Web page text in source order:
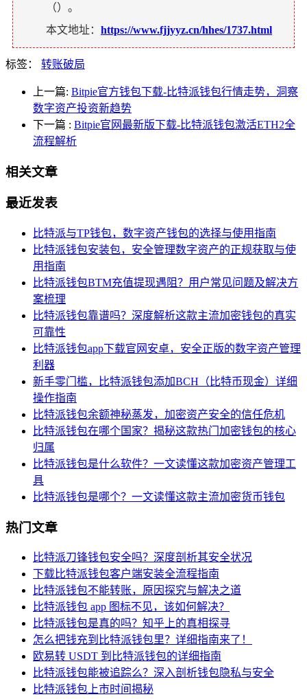
（）。
本文地址： https://www.fjjyyz.cn/hhes/1737.html
标签： 转账破局
上一篇: Bitpie官方钱包下载-比特派钱包行情走势，洞察
数字资产投资新趋势
下一篇 : Bitpie官网最新版下载-比特派钱包激活ETH2全
流程解析
相关文章
最近发表
比特派与TP钱包，数字资产钱包的选择与使用指南
比特派钱包安装包，安全管理数字资产的正规获取与使
用指南
比特派钱包BTM充值提现遇阻？用户常见问题及解决方
案梳理
比特派钱包靠谱吗？深度解析这款主流加密钱包的真实
可靠性
比特派钱包app下载官网安卓，安全正版的数字资产管理
利器
新手零门槛，比特派钱包添加BCH（比特币现金）详细
操作指南
比特派钱包余额神秘蒸发，加密资产安全的信任危机
比特派钱包在哪个国家？揭秘这款热门加密钱包的核心
归属
比特派钱包是什么软件？一文读懂这款加密资产管理工
具
比特派钱包是哪个？一文读懂这款主流加密货币钱包
热门文章
比特派刀锋钱包安全吗？深度剖析其安全状况
下载比特派钱包客户端安装全流程指南
比特派钱包不能转账，原因探究与解决之道
比特派钱包 app 图标不见，该如何解决？
比特派钱包是真的吗？知乎上的真相探寻
怎么把钱充到比特派钱包里？详细指南来了！
欧易转 USDT 到比特派钱包的详细指南
比特派钱包能被追踪么？深入剖析钱包隐私与安全
比特派钱包上市时间揭秘